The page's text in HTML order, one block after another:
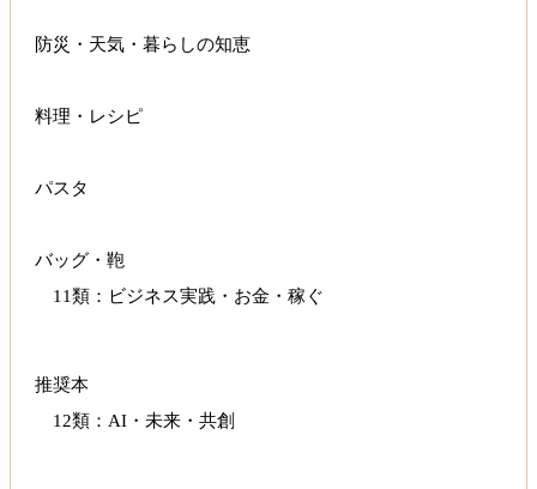
防災・天気・暮らしの知恵
料理・レシピ
パスタ
バッグ・鞄
11類：ビジネス実践・お金・稼ぐ
推奨本
12類：AI・未来・共創